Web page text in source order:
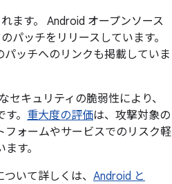
ます。 Android オープンソース
パッチをリリースしています。
ッチへのリンクも掲載していま
キュリティの脆弱性により、
。 重大度の評価は、攻撃対象の
ォームやサービスでのリスク軽
す。
いて詳しくは、 Android と